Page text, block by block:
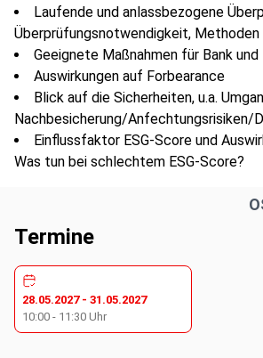
Laufende und anlassbezogene
Überprüfungsnotwendigkeit,
Geeignete Maßnahmen für Bank
Auswirkungen auf Forbearance
Blick auf die Sicherheiten, u.a.
Nachbesicherung/Anfechtungsrisiken/
Einflussfaktor ESG-Score und
Was tun bei schlechtem ESG-Score?
Abgleich und Einfluss auf IDW S6-
Kompetenzen:
Fachkompetenz
Termine
28.05.2027- 31.05.2027
10:00 - 11:30 Uhr